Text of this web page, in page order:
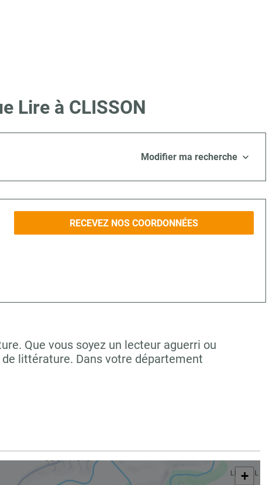
Lire à CLISSON
Modifier ma recherche
RECEVEZ NOS COORDONNÉES
Que vous soyez un lecteur aguerri ou
littérature. Dans votre département
+